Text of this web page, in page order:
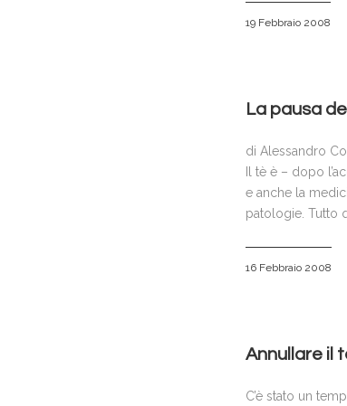
19 Febbraio 2008
La pausa
di Alessandro
Il tè è – dopo
e anche la
patologie. Tutto
16 Febbraio 2008
Annullare il
C’è stato un